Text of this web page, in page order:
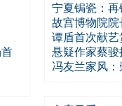
宁夏锔瓷：
故宫博物院
谭盾首次献
悬疑作家蔡
冯友兰家风